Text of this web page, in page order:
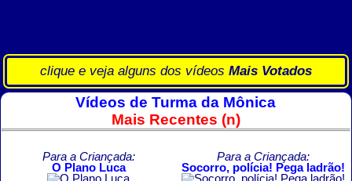
clique e veja alguns dos vídeos Mais Votados
Vídeos de Turma da Mônica
Mais Recentes (n)
Para a Criançada:
O Plano Luca
Para a Criançada:
Socorro, polícia! Pega ladrão!